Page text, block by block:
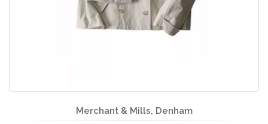
Merchant & Mills, Denham